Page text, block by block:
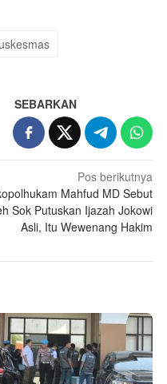
SEBARKAN
Pos berikutnya
Mahfud MD Sebut
Sok Putuskan Ijazah Jokowi
Asli, Itu Wewenang Hakim